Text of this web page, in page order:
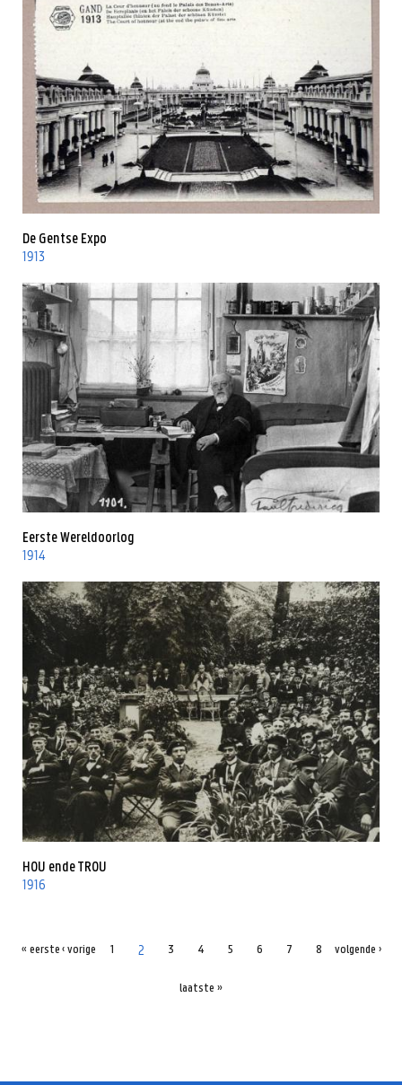
De Gentse Expo
1913
Eerste Wereldoorlog
1914
HOU ende TROU
1916
« eerste ‹ vorige 1 2 3 4 5 6 7 8 volgende ›
laatste »